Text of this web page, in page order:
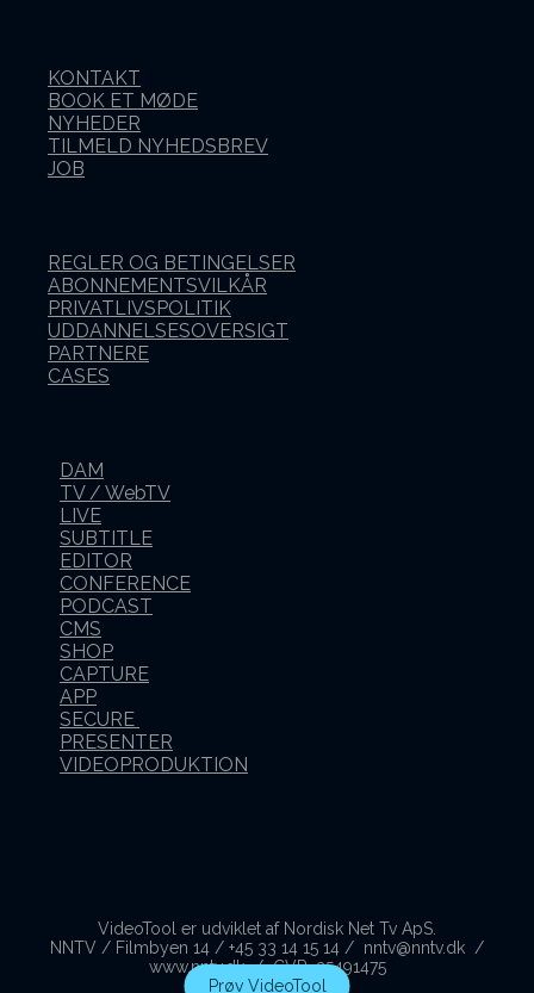
KONTAKT
BOOK ET MØDE
NYHEDER
TILMELD NYHEDSBREV
JOB
REGLER OG BETINGELSER
ABONNEMENTSVILKÅR
PRIVATLIVSPOLITIK
UDDANNELSESOVERSIGT
PARTNERE
CASES
DAM
TV / WebTV
LIVE
SUBTITLE
EDITOR
CONFERENCE
PODCAST
CMS
SHOP
CAPTURE
APP
SECURE
PRESENTER
VIDEOPRODUKTION
Prøv VideoTool
VideoTool er udviklet af Nordisk Net Tv ApS.
NNTV / Filmbyen 14 / +45 33 14 15 14 / nntv@nntv.dk /
www.nntv.dk / CVR. 25491475